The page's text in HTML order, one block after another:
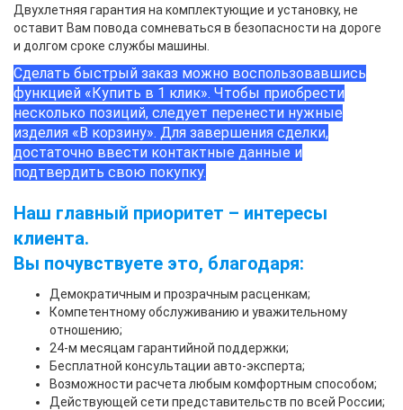
Двухлетняя гарантия на комплектующие и установку, не
оставит Вам повода сомневаться в безопасности на дороге
и долгом сроке службы машины.
Сделать быстрый заказ можно воспользовавшись
функцией «Купить в 1 клик». Чтобы приобрести
несколько позиций, следует перенести нужные
изделия «В корзину». Для завершения сделки,
достаточно ввести контактные данные и
подтвердить свою покупку.
Наш главный приоритет – интересы
клиента.
Вы почувствуете это, благодаря:
Демократичным и прозрачным расценкам;
Компетентному обслуживанию и уважительному
отношению;
24-м месяцам гарантийной поддержки;
Бесплатной консультации авто-эксперта;
Возможности расчета любым комфортным способом;
Действующей сети представительств по всей России;